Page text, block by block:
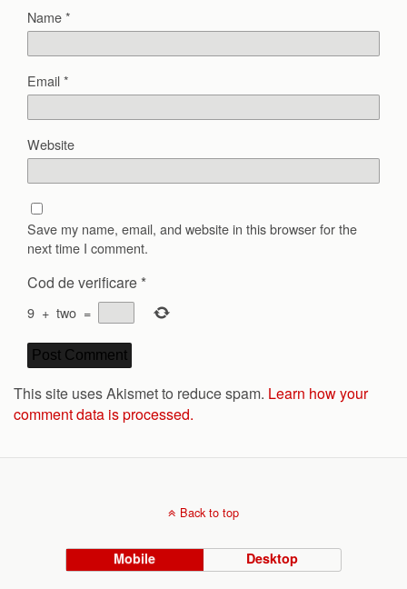
Name*
Email*
Website
Save my name, email, and website in this browser for the
next time I comment.
Cod de verificare *
9 + two =
This site uses Akismet to reduce spam. Learn how your
comment data is processed.
Back to top
Mobile Desktop